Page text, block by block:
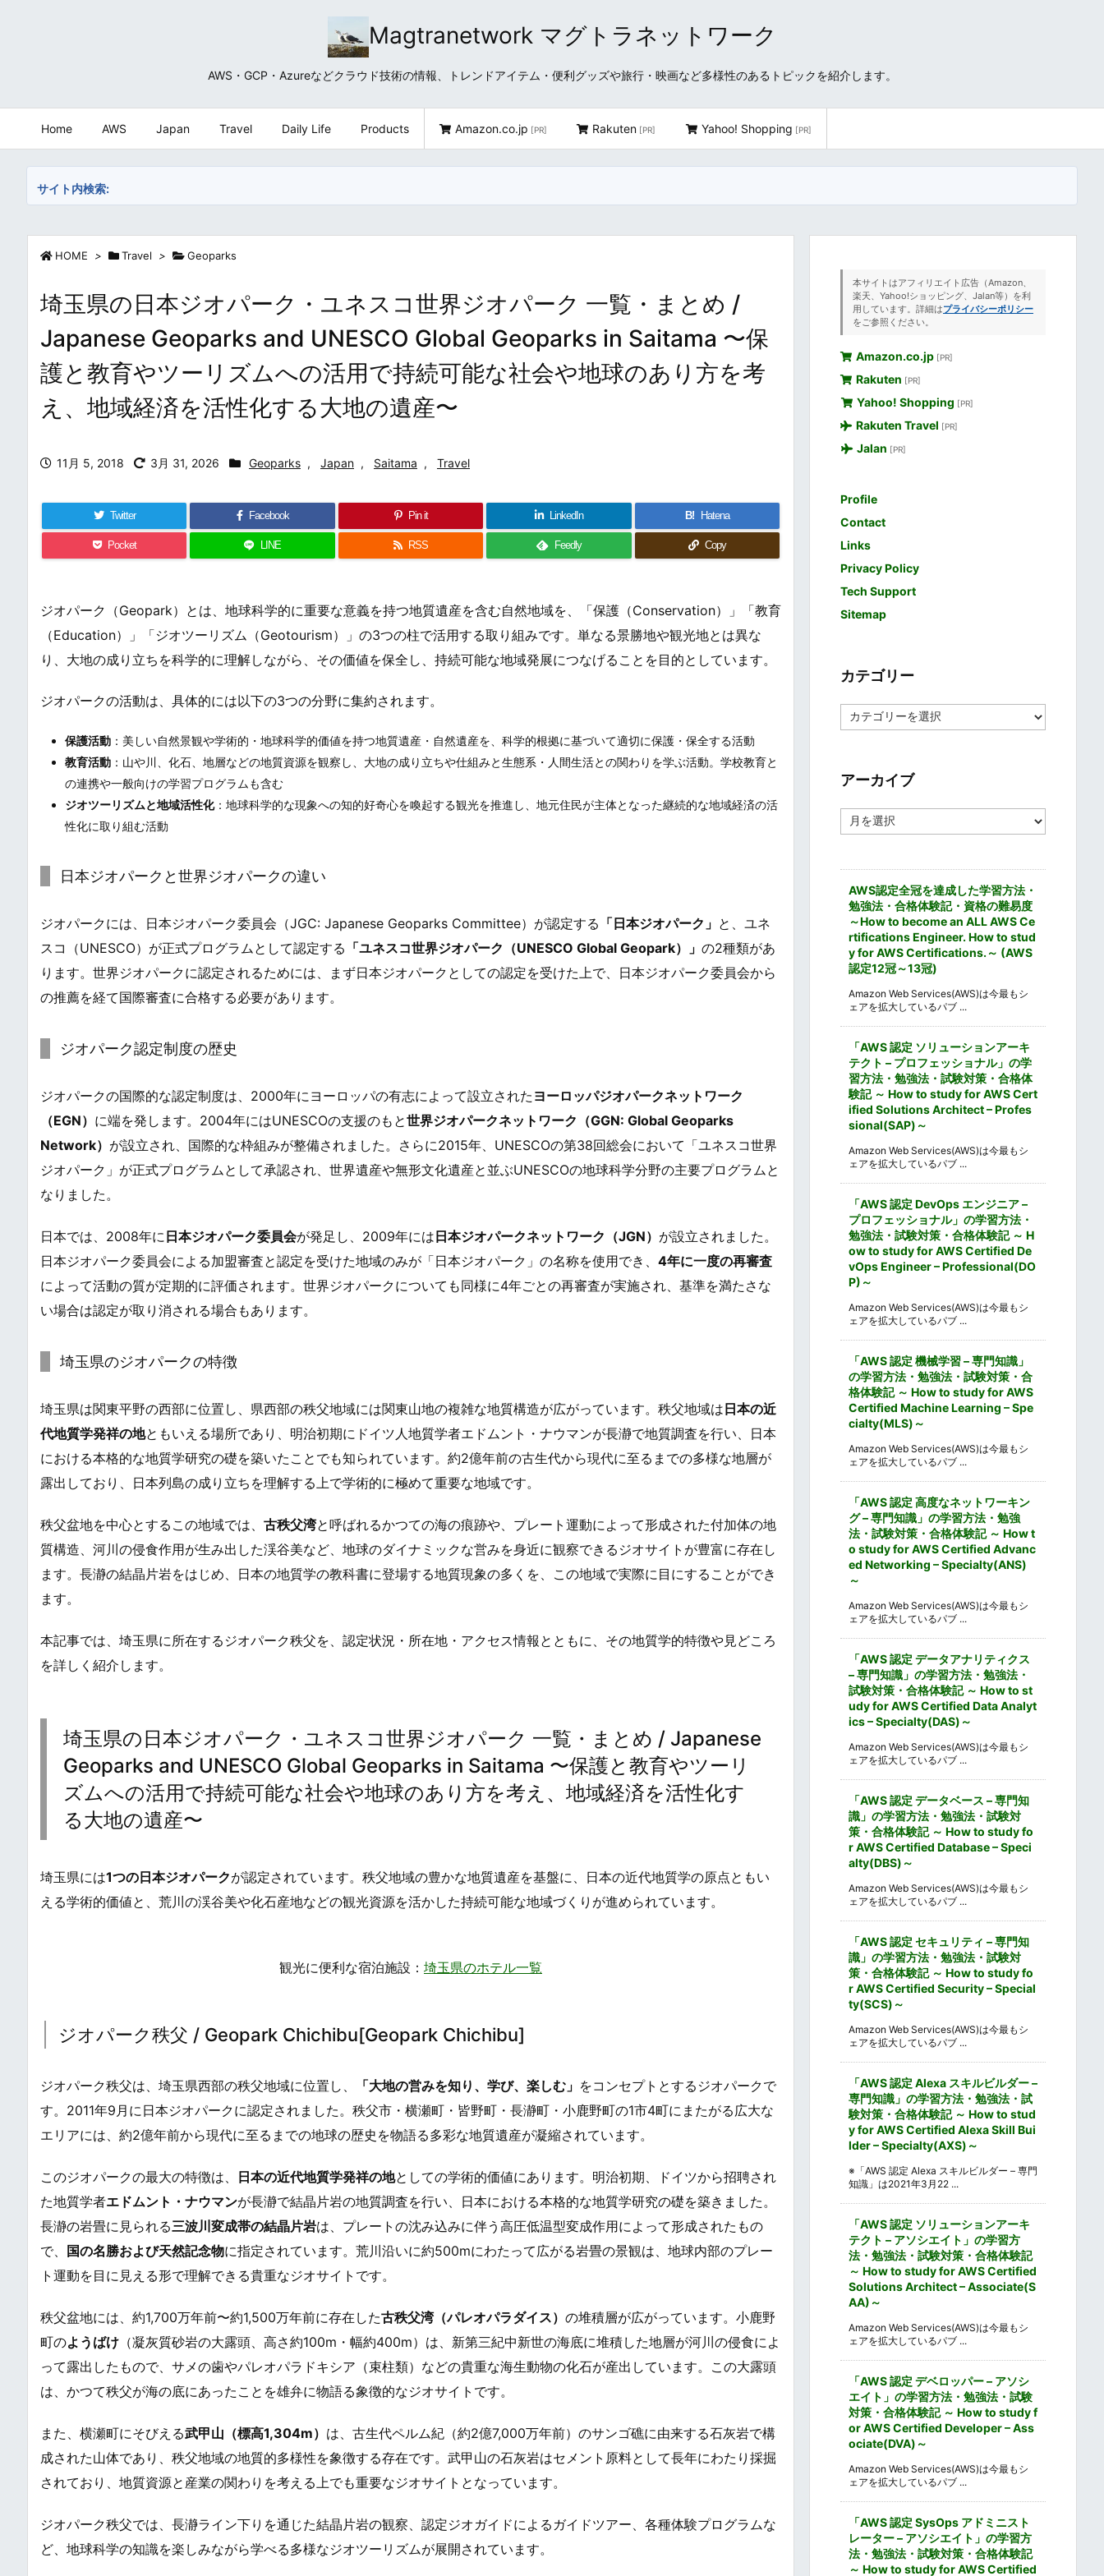
Magtranetwork マグトラネットワーク
AWS・GCP・Azureなどクラウド技術の情報、トレンドアイテム・便利グッズや旅行・映画など多様性のあるトピックを紹介します。
Home AWS Japan Travel Daily Life Products Amazon.co.jp [PR] Rakuten [PR] Yahoo! Shopping [PR]
サイト内検索:
HOME > Travel > Geoparks
埼玉県の日本ジオパーク・ユネスコ世界ジオパーク 一覧・まとめ /
Japanese Geoparks and UNESCO Global Geoparks in Saitama 〜保
護と教育やツーリズムへの活用で持続可能な社会や地球のあり方を考
え、地域経済を活性化する大地の遺産〜
11月 5, 2018 3月 31, 2026 Geoparks , Japan , Saitama , Travel
Twitter Facebook Pin it LinkedIn B! Hatena
Pocket LINE RSS Feedly Copy
ジオパーク（Geopark）とは、地球科学的に重要な意義を持つ地質遺産を含む自然地域を、「保護（Conservation）」「教育
（Education）」「ジオツーリズム（Geotourism）」の3つの柱で活用する取り組みです。単なる景勝地や観光地とは異な
り、大地の成り立ちを科学的に理解しながら、その価値を保全し、持続可能な地域発展につなげることを目的としています。
ジオパークの活動は、具体的には以下の3つの分野に集約されます。
保護活動 ：美しい自然景観や学術的・地球科学的価値を持つ地質遺産・自然遺産を、科学的根拠に基づいて適切に保護・保全する活動
教育活動 ：山や川、化石、地層などの地質資源を観察し、大地の成り立ちや仕組みと生態系・人間生活との関わりを学ぶ活動。学校教育と
の連携や一般向けの学習プログラムも含む
ジオツーリズムと地域活性化：地球科学的な現象への知的好奇心を喚起する観光を推進し、地元住民が主体となった継続的な地域経済の活
性化に取り組む活動
日本ジオパークと世界ジオパークの違い
ジオパークには、日本ジオパーク委員会（JGC: Japanese Geoparks Committee）が認定する 「日本ジオパーク」 と、ユネ
スコ（UNESCO）が正式プログラムとして認定する 「ユネスコ世界ジオパーク（UNESCO Global Geopark）」 の2種類があ
ります。世界ジオパークに認定されるためには、まず日本ジオパークとしての認定を受けた上で、日本ジオパーク委員会から
の推薦を経て国際審査に合格する必要があります。
ジオパーク認定制度の歴史
ジオパークの国際的な認定制度は、2000年にヨーロッパの有志によって設立された ヨーロッパジオパークネットワーク
（EGN） に端を発します。2004年にはUNESCOの支援のもと世界ジオパークネットワーク（GGN: Global Geoparks
Network） が設立され、国際的な枠組みが整備されました。さらに2015年、UNESCOの第38回総会において「ユネスコ世界
ジオパーク」が正式プログラムとして承認され、世界遺産や無形文化遺産と並ぶUNESCOの地球科学分野の主要プログラムと
なりました。
日本では、2008年に 日本ジオパーク委員会が発足し、2009年には日本ジオパークネットワーク（JGN） が設立されました。
日本ジオパーク委員会による加盟審査と認定を受けた地域のみが「日本ジオパーク」の名称を使用でき、 4年に一度の再審査
によって活動の質が定期的に評価されます。世界ジオパークについても同様に4年ごとの再審査が実施され、基準を満たさな
い場合は認定が取り消される場合もあります。
埼玉県のジオパークの特徴
埼玉県は関東平野の西部に位置し、県西部の秩父地域には関東山地の複雑な地質構造が広がっています。秩父地域は日本の近
代地質学発祥の地ともいえる場所であり、明治初期にドイツ人地質学者エドムント・ナウマンが長瀞で地質調査を行い、日本
における本格的な地質学研究の礎を築いたことでも知られています。約2億年前の古生代から現代に至るまでの多様な地層が
露出しており、日本列島の成り立ちを理解する上で学術的に極めて重要な地域です。
秩父盆地を中心とするこの地域では、 古秩父湾と呼ばれるかつての海の痕跡や、プレート運動によって形成された付加体の地
質構造、河川の侵食作用が生み出した渓谷美など、地球のダイナミックな営みを身近に観察できるジオサイトが豊富に存在し
ます。長瀞の結晶片岩をはじめ、日本の地質学の教科書に登場する地質現象の多くを、この地域で実際に目にすることができ
ます。
本記事では、埼玉県に所在するジオパーク秩父を、認定状況・所在地・アクセス情報とともに、その地質学的特徴や見どころ
を詳しく紹介します。
埼玉県の日本ジオパーク・ユネスコ世界ジオパーク 一覧・まとめ / Japanese
Geoparks and UNESCO Global Geoparks in Saitama 〜保護と教育やツーリ
ズムへの活用で持続可能な社会や地球のあり方を考え、地域経済を活性化す
る大地の遺産〜
埼玉県には1つの日本ジオパークが認定されています。秩父地域の豊かな地質遺産を基盤に、日本の近代地質学の原点ともい
える学術的価値と、荒川の渓谷美や化石産地などの観光資源を活かした持続可能な地域づくりが進められています。
観光に便利な宿泊施設： 埼玉県のホテル一覧
ジオパーク秩父 / Geopark Chichibu[Geopark Chichibu]
ジオパーク秩父は、埼玉県西部の秩父地域に位置し、 「大地の営みを知り、学び、楽しむ」 をコンセプトとするジオパークで
す。2011年9月に日本ジオパークに認定されました。秩父市・横瀬町・皆野町・長瀞町・小鹿野町の1市4町にまたがる広大な
エリアには、約2億年前から現代に至るまでの地球の歴史を物語る多彩な地質遺産が凝縮されています。
このジオパークの最大の特徴は、 日本の近代地質学発祥の地としての学術的価値にあります。明治初期、ドイツから招聘され
た地質学者エドムント・ナウマンが長瀞で結晶片岩の地質調査を行い、日本における本格的な地質学研究の礎を築きました。
長瀞の岩畳に見られる三波川変成帯の結晶片岩は、プレートの沈み込みに伴う高圧低温型変成作用によって形成されたもの
で、
国の名勝および天然記念物に指定されています。荒川沿いに約500mにわたって広がる岩畳の景観は、地球内部のプレー
ト運動を目に見える形で理解できる貴重なジオサイトです。
秩父盆地には、約1,700万年前〜約1,500万年前に存在した古秩父湾（パレオパラダイス） の堆積層が広がっています。小鹿野
町のようばけ （凝灰質砂岩の大露頭、高さ約100m・幅約400m）は、新第三紀中新世の海底に堆積した地層が河川の侵食によ
って露出したもので、サメの歯やパレオパラドキシア（束柱類）などの貴重な海生動物の化石が産出しています。この大露頭
は、かつて秩父が海の底にあったことを雄弁に物語る象徴的なジオサイトです。
また、横瀬町にそびえる武甲山（標高1,304m） は、古生代ペルム紀（約2億7,000万年前）のサンゴ礁に由来する石灰岩で構
成された山体であり、秩父地域の地質的多様性を象徴する存在です。武甲山の石灰岩はセメント原料として長年にわたり採掘
されており、地質資源と産業の関わりを考える上でも重要なジオサイトとなっています。
ジオパーク秩父では、長瀞ライン下りを通じた結晶片岩の観察、認定ジオガイドによるガイドツアー、各種体験プログラムな
ど、地球科学の知識を楽しみながら学べる多様なジオツーリズムが展開されています。
本サイトはアフィリエイト広告（Amazon、
楽天、Yahoo!ショッピング、Jalan等）を利
用しています。詳細はプライバシーポリシー
をご参照ください。
Amazon.co.jp [PR]
Rakuten [PR]
Yahoo! Shopping [PR]
Rakuten Travel [PR]
Jalan [PR]
Profile
Contact
Links
Privacy Policy
Tech Support
Sitemap
カテゴリー
テ
ー
アーカイブ
ー
AWS認定全冠を達成した学習方法・
勉強法・合格体験記・資格の難易度
～How to become an ALL AWS Ce
rtifications Engineer. How to stud
y for AWS Certifications.～ (AWS
認定12冠～13冠)
Amazon Web Services(AWS)は今最もシ
ェアを拡大しているパブ ...
「AWS 認定 ソリューションアーキ
テクト – プロフェッショナル」の学
習方法・勉強法・試験対策・合格体
験記 ～ How to study for AWS Cert
ified Solutions Architect – Profes
sional(SAP)～
Amazon Web Services(AWS)は今最もシ
ェアを拡大しているパブ ...
「AWS 認定 DevOps エンジニア –
プロフェッショナル」の学習方法・
勉強法・試験対策・合格体験記 ～ H
ow to study for AWS Certified De
vOps Engineer – Professional(DO
P)～
Amazon Web Services(AWS)は今最もシ
ェアを拡大しているパブ ...
「AWS 認定 機械学習 – 専門知識」
の学習方法・勉強法・試験対策・合
格体験記 ～ How to study for AWS
Certified Machine Learning – Spe
cialty(MLS)～
Amazon Web Services(AWS)は今最もシ
ェアを拡大しているパブ ...
「AWS 認定 高度なネットワーキン
グ – 専門知識」の学習方法・勉強
法・試験対策・合格体験記 ～ How t
o study for AWS Certified Advanc
ed Networking – Specialty(ANS)
～
Amazon Web Services(AWS)は今最もシ
ェアを拡大しているパブ ...
「AWS 認定 データアナリティクス
– 専門知識」の学習方法・勉強法・
試験対策・合格体験記 ～ How to st
udy for AWS Certified Data Analyt
ics – Specialty(DAS)～
Amazon Web Services(AWS)は今最もシ
ェアを拡大しているパブ ...
「AWS 認定 データベース – 専門知
識」の学習方法・勉強法・試験対
策・合格体験記 ～ How to study fo
r AWS Certified Database – Speci
alty(DBS)～
Amazon Web Services(AWS)は今最もシ
ェアを拡大しているパブ ...
「AWS 認定 セキュリティ – 専門知
識」の学習方法・勉強法・試験対
策・合格体験記 ～ How to study fo
r AWS Certified Security – Special
ty(SCS)～
Amazon Web Services(AWS)は今最もシ
ェアを拡大しているパブ ...
「AWS 認定 Alexa スキルビルダー –
専門知識」の学習方法・勉強法・試
験対策・合格体験記 ～ How to stud
y for AWS Certified Alexa Skill Bui
lder – Specialty(AXS)～
※「AWS 認定 Alexa スキルビルダー – 専門
知識」は2021年3月22 ...
「AWS 認定 ソリューションアーキ
テクト – アソシエイト」の学習方
法・勉強法・試験対策・合格体験記
～ How to study for AWS Certified
Solutions Architect – Associate(S
AA)～
Amazon Web Services(AWS)は今最もシ
ェアを拡大しているパブ ...
「AWS 認定 デベロッパー – アソシ
エイト」の学習方法・勉強法・試験
対策・合格体験記 ～ How to study f
or AWS Certified Developer – Ass
ociate(DVA)～
Amazon Web Services(AWS)は今最もシ
ェアを拡大しているパブ ...
「AWS 認定 SysOps アドミニスト
レーター – アソシエイト」の学習方
法・勉強法・試験対策・合格体験記
～ How to study for AWS Certified